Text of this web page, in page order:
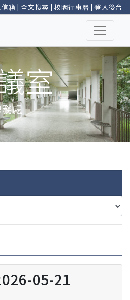
箱 |全文搜尋 | 校園行事曆 |登入後台
室
處
05-21